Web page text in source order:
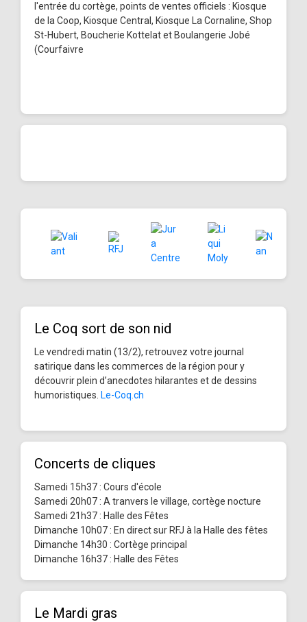
l'entrée du cortège, points de ventes officiels : Kiosque
de la Coop, Kiosque Central, Kiosque La Cornaline, Shop
St-Hubert, Boucherie Kottelat et Boulangerie Jobé
(Courfaivre
Le Coq sort de son nid
Le vendredi matin (13/2), retrouvez votre journal
satirique dans les commerces de la région pour y
découvrir plein d’anecdotes hilarantes et de dessins
humoristiques. Le-Coq.ch
Concerts de cliques
Samedi 15h37 : Cours d'école
Samedi 20h07 : A tranvers le village, cortège nocture
Samedi 21h37 : Halle des Fêtes
Dimanche 10h07 : En direct sur RFJ à la Halle des fêtes
Dimanche 14h30 : Cortège principal
Dimanche 16h37 : Halle des Fêtes
Le Mardi gras